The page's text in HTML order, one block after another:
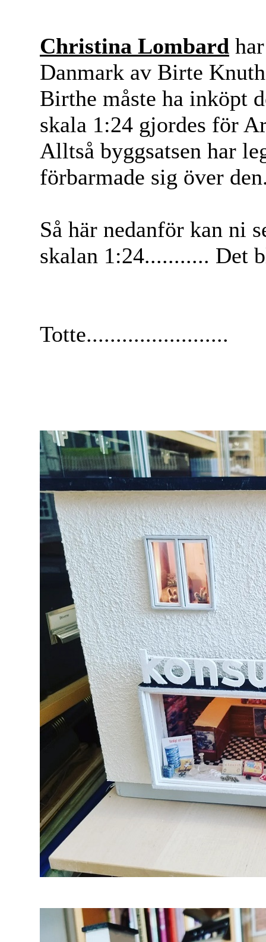
Christina Lombard
Danmark av Birte
Birthe måste ha inköpt
skala 1:24 gjordes för
Alltså byggsatsen har
förbarmade sig över
Så här nedanför kan ni
skalan 1:24........... Det
Totte........................